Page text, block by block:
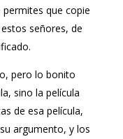
que copie
señores, de
pero lo bonito
sino la película
de esa película,
argumento, y los